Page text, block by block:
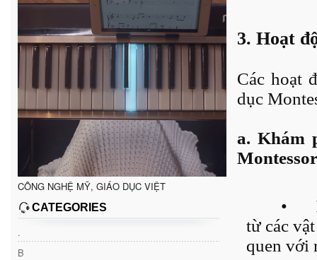
CÔNG NGHỆ MỸ, GIÁO DỤC VIỆT
CATEGORIES
.
B
3. Hoạt
Các hoạt
dục
a. Khám
•
từ các
quen với